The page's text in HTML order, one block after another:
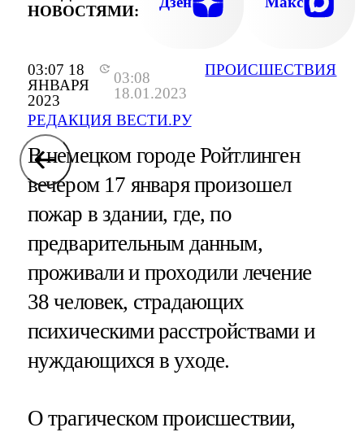
03:07 18
ЯНВАРЯ
2023
03:08
18.01.2023
РЕДАКЦИЯ ВЕСТИ.РУ
ПРОИСШЕСТВИЯ
НОВОСТЯМИ:
В немецком городе Ройтлинген
вечером 17 января произошел
пожар в здании, где, по
предварительным данным,
проживали и проходили лечение
38 человек, страдающих
психическими расстройствами и
нуждающихся в уходе.
О трагическом происшествии,